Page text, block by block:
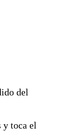
del
y toca el